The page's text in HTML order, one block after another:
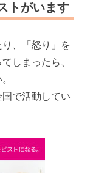
トがいます
り、「怒り」を
しまったら、
で活動してい